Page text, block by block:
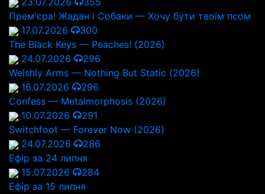
Прем'єра! Жадан і Собаки — Хочу бути твоїм псом
17.07.2026
300
The Black Keys — Peaches! (2026)
24.07.2026
296
Welshly Arms — Nothing But Static (2026)
16.07.2026
296
Confess — Metalmorphosis (2026)
10.07.2026
291
Switchfoot — Forever Now (2026)
24.07.2026
286
Ефір за 24 липня
15.07.2026
284
Ефір за 15 липня